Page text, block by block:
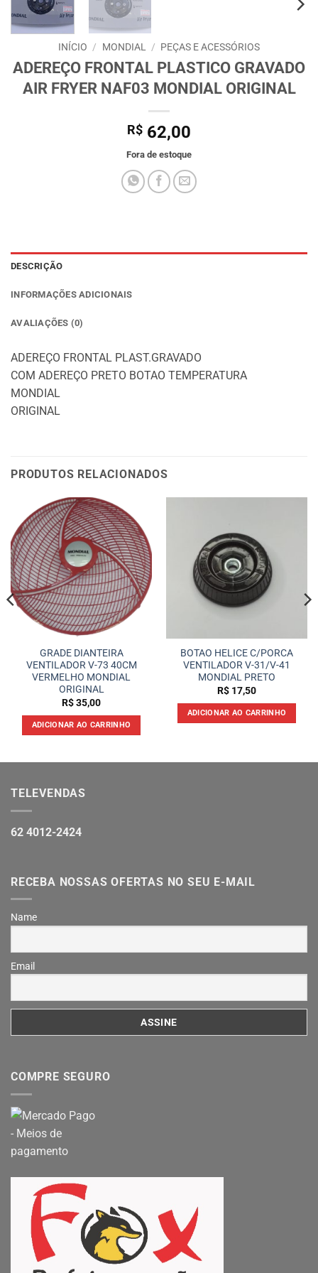
INÍCIO / MONDIAL / PEÇAS E ACESSÓRIOS
ADEREÇO FRONTAL PLASTICO GRAVADO
AIR FRYER NAF03 MONDIAL ORIGINAL
R$ 62,00
Fora de estoque
DESCRIÇÃO
INFORMAÇÕES ADICIONAIS
AVALIAÇÕES (0)
ADEREÇO FRONTAL PLAST.GRAVADO
COM ADEREÇO PRETO BOTAO TEMPERATURA
MONDIAL
ORIGINAL
PRODUTOS RELACIONADOS
GRADE DIANTEIRA
VENTILADOR V-73 40CM
VERMELHO MONDIAL
ORIGINAL
R$35,00
ADICIONAR AO CARRINHO
BOTAO HELICE C/PORCA
VENTILADOR V-31/V-41
MONDIAL PRETO
R$ 17,50
ADICIONAR AO CARRINHO
TELEVENDAS
62 4012-2424
RECEBA NOSSAS OFERTAS NO SEU E-MAIL
Name
Email
COMPRE SEGURO